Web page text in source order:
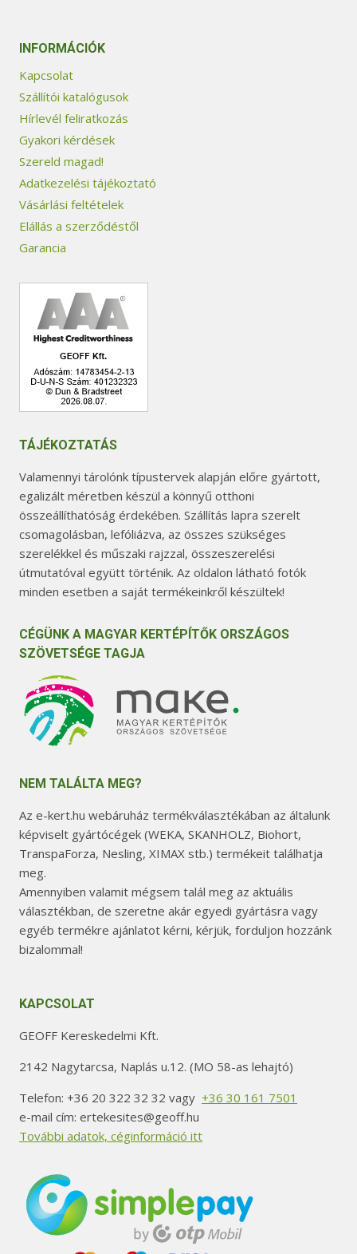
INFORMÁCIÓK
Kapcsolat
Szállítói katalógusok
Hírlevél feliratkozás
Gyakori kérdések
Szereld magad!
Adatkezelési tájékoztató
Vásárlási feltételek
Elállás a szerződéstől
Garancia
TÁJÉKOZTATÁS
Valamennyi tárolónk típustervek alapján előre gyártott,
egalizált méretben készül a könnyű otthoni
összeállíthatóság érdekében. Szállítás lapra szerelt
csomagolásban, lefóliázva, az összes szükséges
szerelékkel és műszaki rajzzal, összeszerelési
útmutatóval együtt történik. Az oldalon látható fotók
minden esetben a saját termékeinkről készültek!
CÉGÜNK A MAGYAR KERTÉPÍTŐK ORSZÁGOS
SZÖVETSÉGE TAGJA
NEM TALÁLTA MEG?
Az e-kert.hu webáruház termékválasztékában az általunk
képviselt gyártócégek (WEKA, SKANHOLZ, Biohort,
TranspaForza, Nesling, XIMAX stb.) termékeit találhatja
meg.
Amennyiben valamit mégsem talál meg az aktuális
választékban, de szeretne akár egyedi gyártásra vagy
egyéb termékre ajánlatot kérni, kérjük, forduljon hozzánk
bizalommal!
KAPCSOLAT
GEOFF Kereskedelmi Kft.
2142 Nagytarcsa, Naplás u.12. (MO 58-as lehajtó)
Telefon: +36 20 322 32 32 vagy +36 30 161 7501
e-mail cím: ertekesites@geoff.hu
További adatok, céginformáció itt